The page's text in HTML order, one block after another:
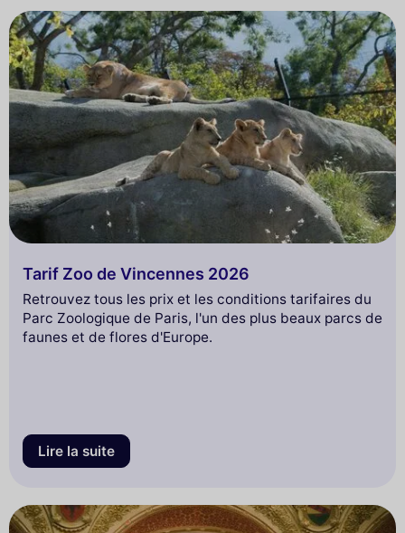
Tarif Zoo de Vincennes 2026
Retrouvez tous les prix et les conditions tarifaires du
Parc Zoologique de Paris, l'un des plus beaux parcs de
faunes et de flores d'Europe.
Lire la suite